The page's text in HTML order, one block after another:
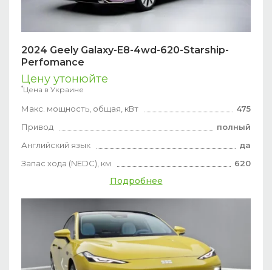
2024 Geely Galaxy-E8-4wd-620-Starship-
Perfomance
Цену утонюйте
*Цена в Украине
Макс. мощность, общая, кВт
475
Привод
полный
Английский язык
да
Запас хода (NEDC), км
620
Подробнее